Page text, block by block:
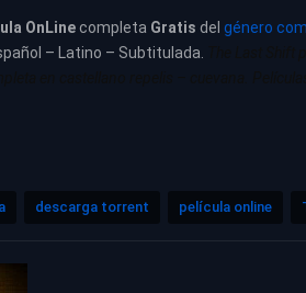
OnLinecompleta Gratis del género
– Latino – Subtitulada.
descarga torrent película online